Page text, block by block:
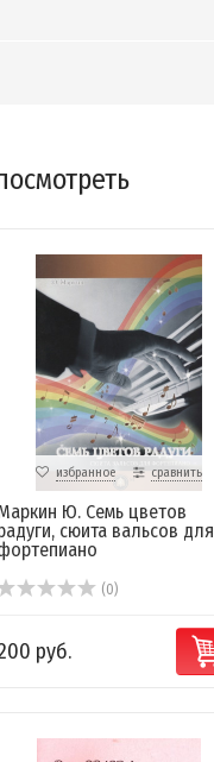
избранное сравнить
Ю. Семь цветов
сюита вальсов для
(0)
руб.